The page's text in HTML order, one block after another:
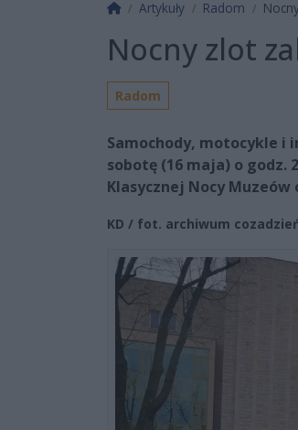
Strona główna
Artykuły Radom
Nocny zlot
Radom
Samochody, motocykle i
sobotę (16 maja) o godz.
Klasycznej Nocy Muzeów
KD / fot. archiwum